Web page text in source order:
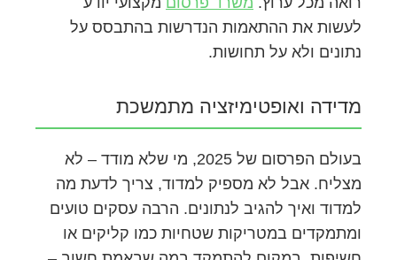
לעשות את ההתאמות הנדרשות בהתבסס על
נתונים ולא על תחושות.
מדידה ואופטימיזציה מתמשכת
בעולם הפרסום של 2025, מי שלא מודד – לא
מצליח. אבל לא מספיק למדוד, צריך לדעת מה
למדוד ואיך להגיב לנתונים. הרבה עסקים טועים
ומתמקדים במטריקות שטחיות כמו קליקים או